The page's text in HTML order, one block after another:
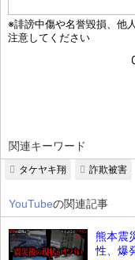
関連キーワード
タケヤキ翔 詐欺被害
YouTubeの関連記事
熊本震
性、爆